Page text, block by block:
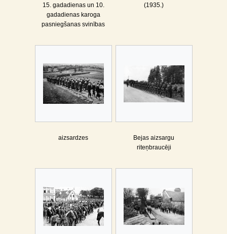
15. gadadienas un 10.
gadadienas karoga
pasniegšanas svinības
(1935.)
aizsardzes
Bejas aizsargu
riteņbraucēji